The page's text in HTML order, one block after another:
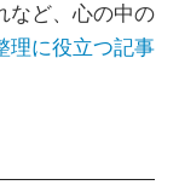
など、心の中の
理に役立つ記事